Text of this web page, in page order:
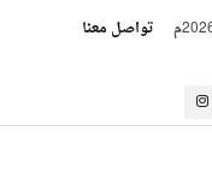
تواصل معنا